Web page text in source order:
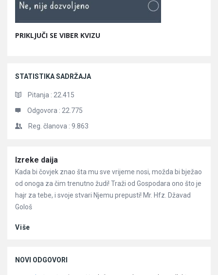
PRIKLJUČI SE VIBER KVIZU
STATISTIKA SADRŽAJA
Pitanja : 22.415
Odgovora : 22.775
Reg. članova : 9.863
Članci
Izreke daija
Kada bi čovjek znao šta mu sve vrijeme nosi, možda bi bježao
od onoga za čim trenutno žudi! Traži od Gospodara ono što je
hajr za tebe, i svoje stvari Njemu prepusti! Mr. Hfz. Džavad
Gološ
Više
NOVI ODGOVORI